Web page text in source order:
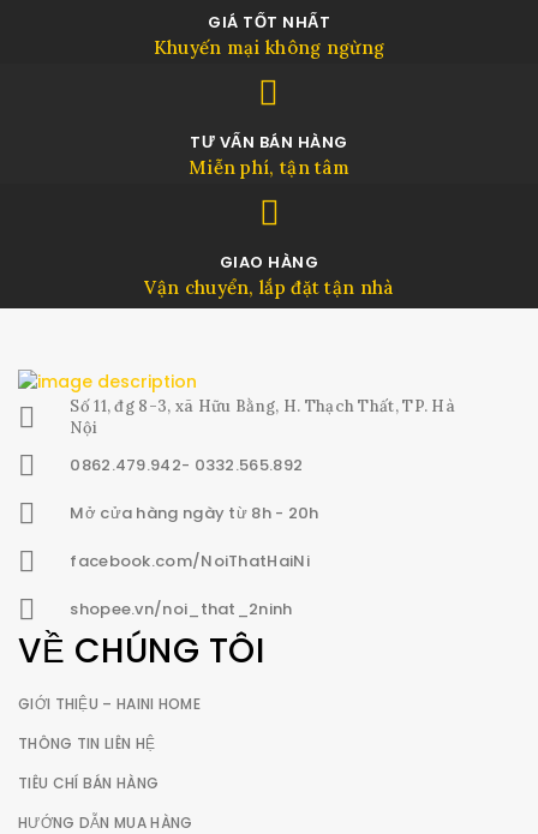
GIÁ TỐT NHẤT
Khuyến mại không ngừng
TƯ VẤN BÁN HÀNG
Miễn phí, tận tâm
GIAO HÀNG
Vận chuyển, lắp đặt tận nhà
Số 11, đg 8-3, xã Hữu Bằng, H. Thạch Thất, TP. Hà
Nội
0862.479.942- 0332.565.892
Mở cửa hàng ngày từ 8h - 20h
facebook.com/NoiThatHaiNi
shopee.vn/noi_that_2ninh
VỀ CHÚNG TÔI
GIỚI THIỆU – HAINI HOME
THÔNG TIN LIÊN HỆ
TIÊU CHÍ BÁN HÀNG
HƯỚNG DẪN MUA HÀNG